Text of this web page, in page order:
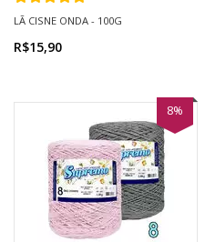
LÃ CISNE ONDA - 100G
R$15,90
8%